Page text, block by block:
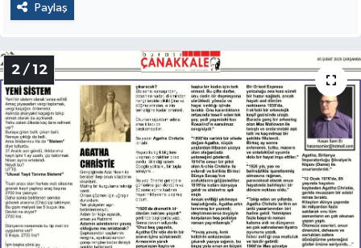
Paylaş
2 / 12